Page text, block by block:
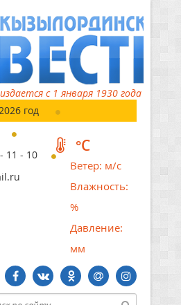
издается с 1 января 1930 года
год
11 - 10
°C
Ветер: м/с
Влажность:
%
Давление:
мм